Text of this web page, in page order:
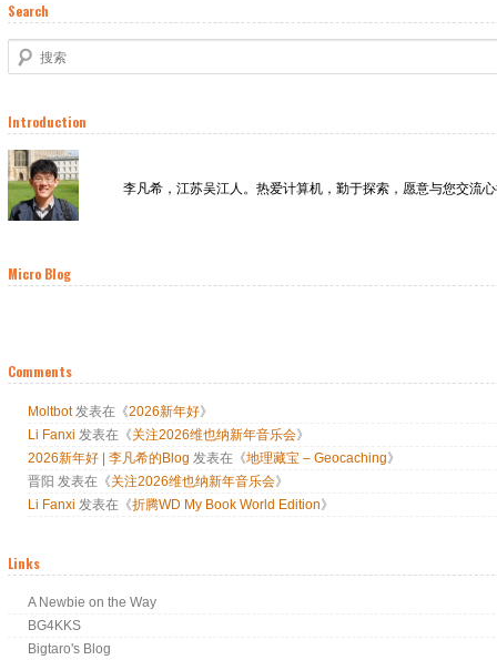
Search
搜索
Introduction
李凡希，江苏吴江人。热爱计算机，勤于探索，愿意与您交流
Micro Blog
Comments
Moltbot发表在《2026新年好》
Li Fanxi 发表在《关注2026维也纳新年音乐会》
2026新年好 | 李凡希的Blog 发表在《地理藏宝 – Geocaching》
晋阳 发表在《关注2026维也纳新年音乐会》
Li Fanxi 发表在《折腾WD My Book World Edition》
Links
A Newbie on the Way
BG4KKS
Bigtaro's Blog